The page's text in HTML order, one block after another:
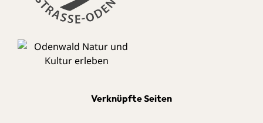
Verknüpfte Seiten